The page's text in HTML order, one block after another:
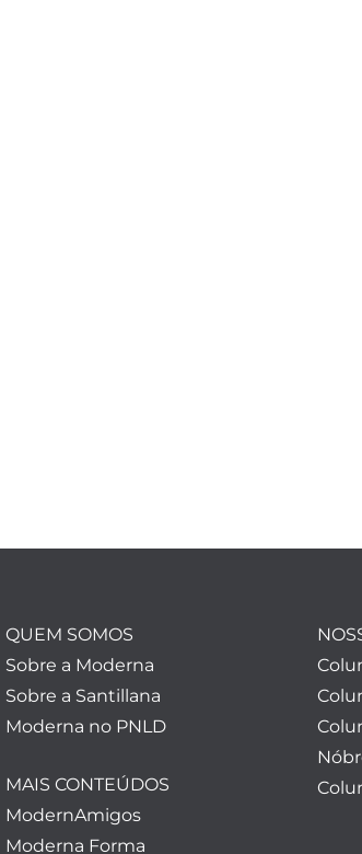
QUEM SOMOS
Sobre a Moderna
Sobre a Santillana
Moderna no PNLD
MAIS CONTEÚDOS
ModernAmigos
Moderna Forma